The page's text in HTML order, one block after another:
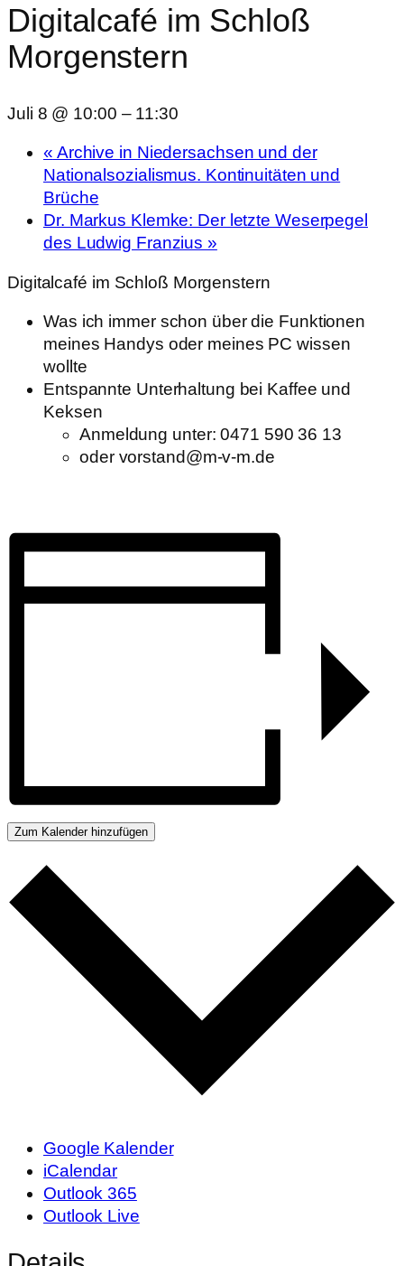
Digitalcafé im Schloß
Morgenstern
Juli 8 @ 10:00 – 11:30
« Archive in Niedersachsen und der
Nationalsozialismus. Kontinuitäten und
Brüche
Dr. Markus Klemke: Der letzte Weserpegel
des Ludwig Franzius »
Digitalcafé im Schloß Morgenstern
Was ich immer schon über die Funktionen
meines Handys oder meines PC wissen
wollte
Entspannte Unterhaltung bei Kaffee und
Keksen
Anmeldung unter: 0471 590 36 13
oder vorstand@m-v-m.de
Zum Kalender hinzufügen
Google Kalender
iCalendar
Outlook 365
Outlook Live